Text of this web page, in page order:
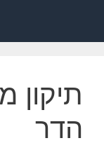
תיקון
הדר